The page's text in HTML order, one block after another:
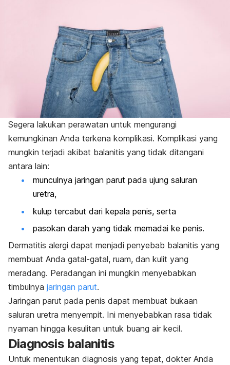
Segera lakukan perawatan untuk mengurangi
kemungkinan Anda terkena komplikasi. Komplikasi yang
mungkin terjadi akibat balanitis yang tidak ditangani
antara lain:
munculnya jaringan parut pada ujung saluran
uretra,
kulup tercabut dari kepala penis, serta
pasokan darah yang tidak memadai ke penis.
Dermatitis alergi dapat menjadi penyebab balanitis yang
membuat Anda gatal-gatal, ruam, dan kulit yang
meradang. Peradangan ini mungkin menyebabkan
timbulnya jaringan parut.
Jaringan parut pada penis dapat membuat bukaan
saluran uretra menyempit. Ini menyebabkan rasa tidak
nyaman hingga kesulitan untuk buang air kecil.
Diagnosis balanitis
Untuk menentukan diagnosis yang tepat, dokter Anda